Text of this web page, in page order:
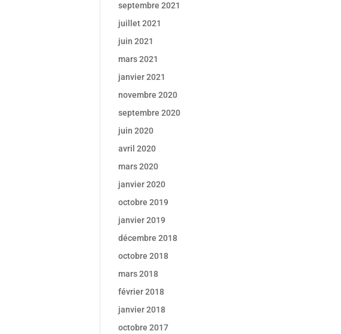
septembre 2021
juillet 2021
juin 2021
mars 2021
janvier 2021
novembre 2020
septembre 2020
juin 2020
avril 2020
mars 2020
janvier 2020
octobre 2019
janvier 2019
décembre 2018
octobre 2018
mars 2018
février 2018
janvier 2018
octobre 2017